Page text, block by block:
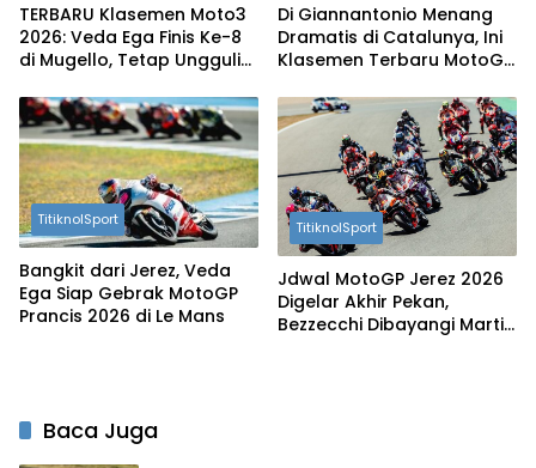
TERBARU Klasemen Moto3
2026: Veda Ega Finis Ke-8
di Mugello, Tetap Ungguli
‎Di Giannantonio Menang
Dramatis di Catalunya, Ini
Klasemen Terbaru MotoGP
TitiknolSport
Bangkit dari Jerez, Veda
Ega Siap Gebrak MotoGP
Prancis 2026 di Le Mans
TitiknolSport
Jdwal MotoGP Jerez 2026
Digelar Akhir Pekan,
Bezzecchi Dibayangi Martin
Baca Juga